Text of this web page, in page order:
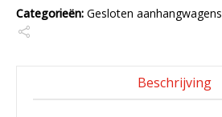
Categorieën: Gesloten aanhangwagens
Beschrijving